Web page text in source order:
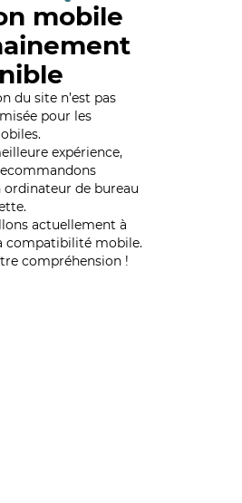
mobile
du site n’est pas
pour les
expérience,
de bureau
actuellement à
compatibilité mobile.
compréhension !